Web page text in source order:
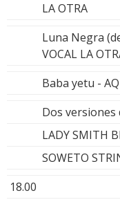
LA OTRA
Luna Negra
VOCAL LA
Baba yetu -
Dos
LADY SMITH
SOWETO
18.00